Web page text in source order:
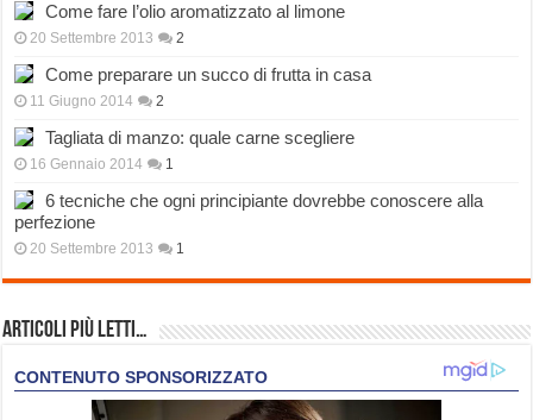
Come fare l’olio aromatizzato al limone
20 Settembre 2013 2
Come preparare un succo di frutta in casa
11 Giugno 2014 2
Tagliata di manzo: quale carne scegliere
16 Gennaio 2014 1
6 tecniche che ogni principiante dovrebbe conoscere alla
perfezione
20 Settembre 2013 1
Articoli più Letti…